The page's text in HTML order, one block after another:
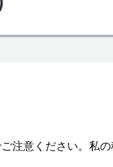
注意ください。私